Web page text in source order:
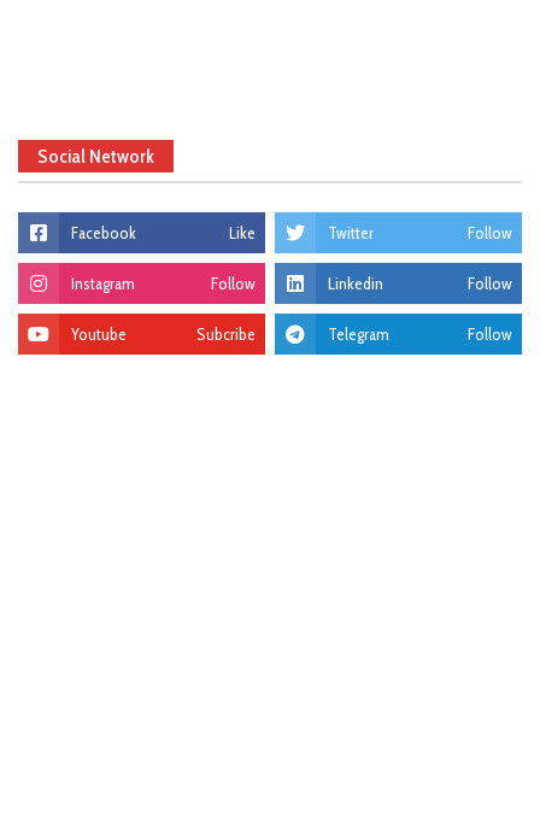
Social Network
Facebook Like Twitter Follow
Instagram Follow Linkedin Follow
Youtube Subcribe Telegram Follow